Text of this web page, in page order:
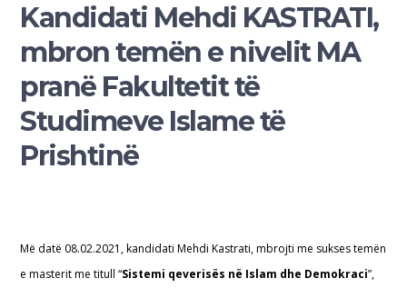
Kandidati Mehdi KASTRATI,
mbron temën e nivelit MA
pranë Fakultetit të
Studimeve Islame të
Prishtinë
Më datë 08.02.2021, kandidati Mehdi Kastrati, mbrojti me sukses temën
e masterit me titull “Sistemi qeverisës në Islam dhe Demokraci”,